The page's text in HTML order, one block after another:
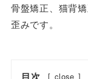
骨盤矯正、猫背
歪みです。
[ close ]